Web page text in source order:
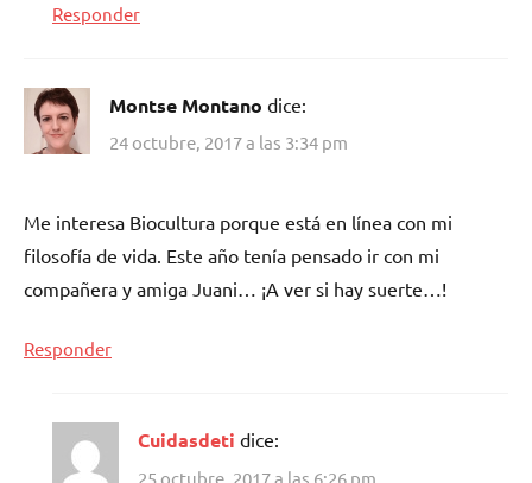
Responder
Montse Montano dice:
24 octubre, 2017 a las 3:34 pm
Me interesa Biocultura porque está en línea con mi
filosofía de vida. Este año tenía pensado ir con mi
compañera y amiga Juani… ¡A ver si hay suerte…!
Responder
Cuidasdeti dice:
25 octubre, 2017 a las 6:26 pm